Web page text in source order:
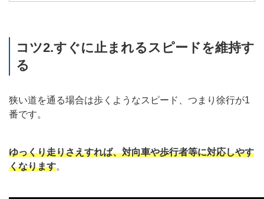
コツ2.すぐに止まれるスピードを維持す
る
狭い道を通る場合は歩くようなスピード、つまり徐行が1
番です。
ゆっくり走りさえすれば、対向車や歩行者等に対応しやす
くなります。